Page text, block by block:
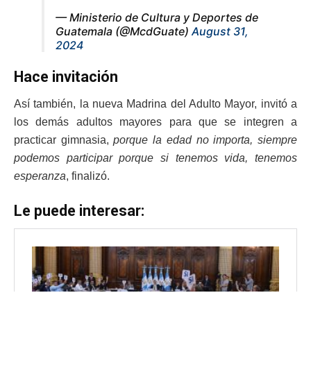
— Ministerio de Cultura y Deportes de
Guatemala (@McdGuate) August 31,
2024
Hace invitación
Así también, la nueva Madrina del Adulto Mayor, invitó a
los demás adultos mayores para que se integren a
practicar gimnasia,porque la edad no importa, siempre
podemos participar porque si tenemos vida, tenemos
esperanza, finalizó.
Le puede interesar: